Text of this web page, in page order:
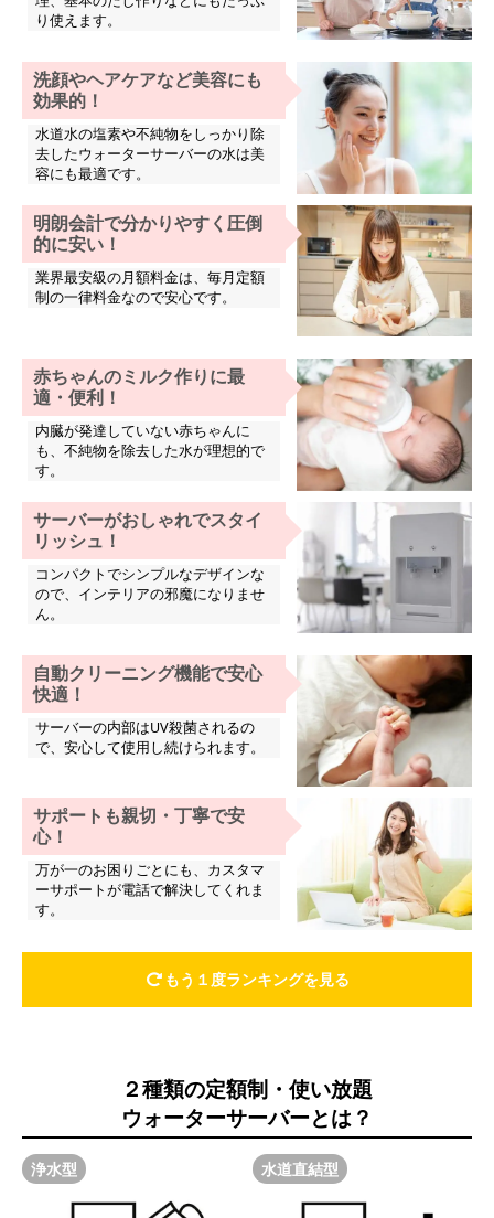
り使えます。
洗顔やヘアケアなど美容にも
効果的！
水道水の塩素や不純物をしっかり除
去したウォーターサーバーの水は美
容にも最適です。
明朗会計で分かりやすく圧倒
的に安い！
業界最安級の月額料金は、毎月定額
制の一律料金なので安心です。
赤ちゃんのミルク作りに最
適・便利！
内臓が発達していない赤ちゃんに
も、不純物を除去した水が理想的で
す。
サーバーがおしゃれでスタイ
リッシュ！
コンパクトでシンプルなデザインな
ので、インテリアの邪魔になりませ
ん。
自動クリーニング機能で安心
快適！
サーバーの内部はUV殺菌されるの
で、安心して使用し続けられます。
サポートも親切・丁寧で安
心！
万が一のお困りごとにも、カスタマ
ーサポートが電話で解決してくれま
す。
もう１度ランキングを見る
２種類の定額制・使い放題
ウォーターサーバーとは？
浄水型 水道直結型